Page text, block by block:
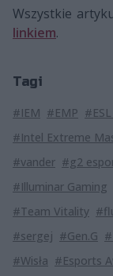
Wszystkie
linkiem.
Tagi
#IEM #EMP
#Intel Extreme
#vander #g2
#Illuminar Gaming
#Team Vitality
#sergej #Gen.G
#Wisła #Esports